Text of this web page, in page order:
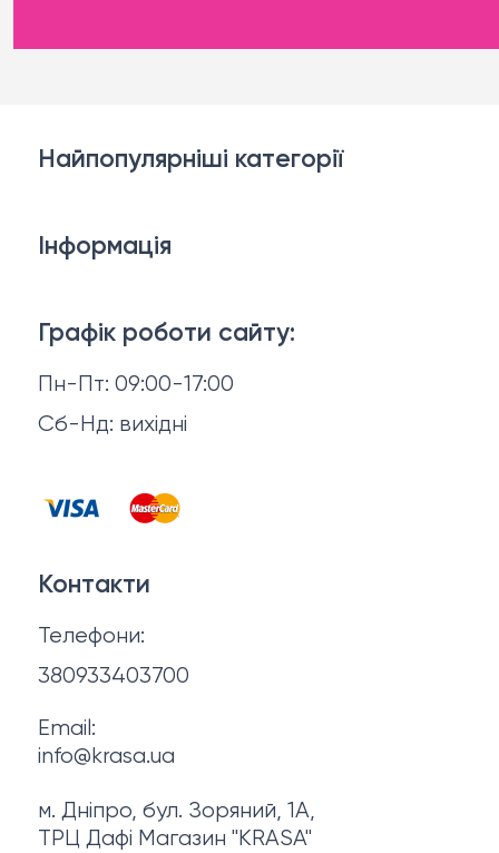
Графік роботи сайту:
Пн-Пт: 09:00-17:00
Сб-Нд: вихідні
Найпопулярніші категорії
Макіяж
Волосся
Чоловіча косметика
Косметика для манікюру та педикюру
Інформація
Відгуки
Договір оферти
Політика конфіденційності
Про нас
Контакти
Телефони:
380933403700
Email:
info@krasa.ua
м. Дніпро, бул. Зоряний, 1А,
ТРЦ Дафі Магазин "KRASA"